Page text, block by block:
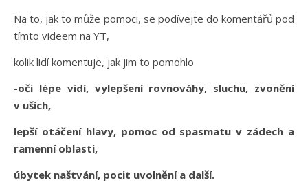
Na to, jak to může pomoci, se podívejte do komentářů pod
tímto videem na YT,
kolik lidí komentuje, jak jim to pomohlo
-oči lépe vidí, vylepšení rovnováhy, sluchu, zvonění
v uších,
lepší otáčení hlavy, pomoc od spasmatu v zádech a
ramenní oblasti,
úbytek naštvání, pocit uvolnění a další.